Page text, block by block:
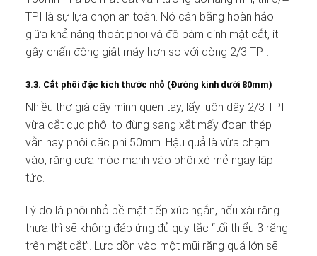
TPI là sự lựa chọn an toàn. Nó cân bằng hoàn hảo
giữa khả năng thoát phoi và độ bám dính mặt cắt, ít
gây chấn động giật máy hơn so với dòng 2/3 TPI.
3.3. Cắt phôi đặc kích thước nhỏ (Đường kính dưới 80mm)
Nhiều thợ già cậy mình quen tay, lấy luôn dây 2/3 TPI
vừa cắt cục phôi to đùng sang xắt mấy đoạn thép
vằn hay phôi đặc phi 50mm. Hậu quả là vừa chạm
vào, răng cưa móc mạnh vào phôi xé mẻ ngay lập
tức.
Lý do là phôi nhỏ bề mặt tiếp xúc ngắn, nếu xài răng
thưa thì sẽ không đáp ứng đủ quy tắc “tối thiểu 3 răng
trên mặt cắt”. Lực dồn vào một mũi răng quá lớn sẽ